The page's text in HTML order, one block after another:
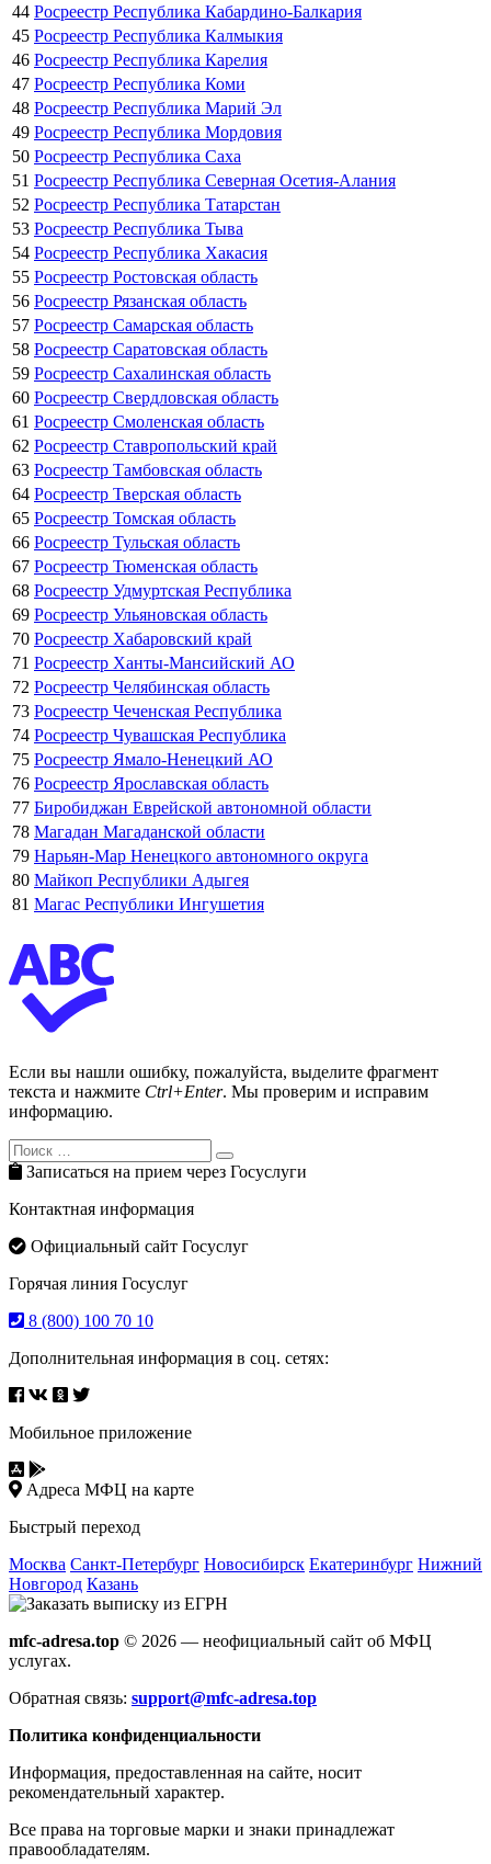
44 Росреестр Республика Кабардино-Балкария
45 Росреестр Республика Калмыкия
46 Росреестр Республика Карелия
47 Росреестр Республика Коми
48 Росреестр Республика Марий Эл
49 Росреестр Республика Мордовия
50 Росреестр Республика Саха
51 Росреестр Республика Северная Осетия-Алания
52 Росреестр Республика Татарстан
53 Росреестр Республика Тыва
54 Росреестр Республика Хакасия
55 Росреестр Ростовская область
56 Росреестр Рязанская область
57 Росреестр Самарская область
58 Росреестр Саратовская область
59 Росреестр Сахалинская область
60 Росреестр Свердловская область
61 Росреестр Смоленская область
62 Росреестр Ставропольский край
63 Росреестр Тамбовская область
64 Росреестр Тверская область
65 Росреестр Томская область
66 Росреестр Тульская область
67 Росреестр Тюменская область
68 Росреестр Удмуртская Республика
69 Росреестр Ульяновская область
70 Росреестр Хабаровский край
71 Росреестр Ханты-Мансийский АО
72 Росреестр Челябинская область
73 Росреестр Чеченская Республика
74 Росреестр Чувашская Республика
75 Росреестр Ямало-Ненецкий АО
76 Росреестр Ярославская область
77 Биробиджан Еврейской автономной области
78 Магадан Магаданской области
79 Нарьян-Мар Ненецкого автономного округа
80 Майкоп Республики Адыгея
81 Магас Республики Ингушетия
Если вы нашли ошибку, пожалуйста, выделите фрагмент
текста и нажмите Ctrl+Enter. Мы проверим и исправим
информацию.
Search
for:
Search
Записаться на прием через Госуслуги
Контактная информация
Официальный сайт Госуслуг
Горячая линия Госуслуг
8 (800) 100 70 10
Дополнительная информация в соц. сетях:
Мобильное приложение
Адреса МФЦ на карте
Быстрый переход
Москва Санкт-Петербург Новосибирск Екатеринбург Нижний
Новгород Казань
mfc-adresa.top © 2026 — неофициальный сайт об МФЦ
услугах.
Обратная связь: support@mfc-adresa.top
Политика конфиденциальности
Информация, предоставленная на сайте, носит
рекомендательный характер.
Все права на торговые марки и знаки принадлежат
правообладателям.